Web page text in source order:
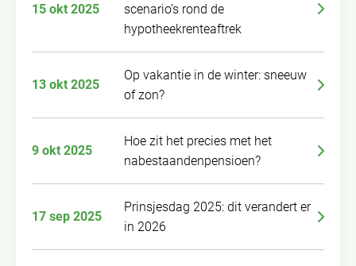
15 okt 2025
scenario’s rond de
hypotheekrenteaftrek
13 okt 2025
Op vakantie in de winter: sneeuw
of zon?
9 okt 2025
Hoe zit het precies met het
nabestaandenpensioen?
17 sep 2025
Prinsjesdag 2025: dit verandert er
in 2026